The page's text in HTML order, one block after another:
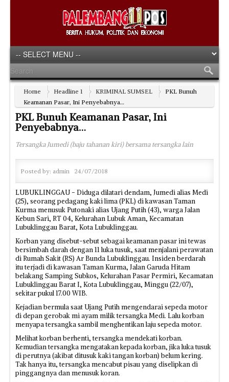
Home Headline 1 KRIMINAL SUMSEL
PKL Bunuh
Keamanan Pasar, Ini Penyebabnya…
PKL Bunuh Keamanan Pasar, Ini
Penyebabnya…
Tersangka Jumedi (baju tahanan kiri) bersama tersangka lain
Posted by: admin 24/07/2018
LUBUKLINGGAU - Diduga dilatari dendam, Jumedi alias Medi
(25), seorang pedagang kaki lima (PKL) di kawasan Taman
Kurma menusuk Putonaki alias Ujang Putih (43), warga Jalan
Kebun Sari, RT 04, Kelurahan Lubuk Aman, Kecamatan
Lubuklinggau Barat, Kota Lubuklinggau.
Korban yang disebut-sebut sebagai keamanan pasar ini tewas
bersimbah darah dengan 11 luka tusuk, saat menjalani perawatan
di Rumah Sakit (RS) Ar Bunda Lubuklinggau. Insiden berdarah
itu terjadi di kawasan Taman Kurma, Jalan Garuda Hitam
belakang Samping Subkos, Kelurahan Pasar Permiri, Kecamatan
Lubuklinggau Barat I, Kota Lubuklinggau, Minggu (22/07),
sekitar pukul 17.00 WIB.
Kejadian bermula saat Ujang Putih mengendarai sepeda motor
di depan gerobak mi ayam milik tersangka Medi. Lalu korban
menyapa tersangka sambil menghentikan laju sepeda motor.
Melihat korban berhenti, tersangka mendekati korban.
Kemudian tersangka mengatakan kepada korban, jika luka tusuk
di perutnya (akibat ditusuk kaki tangan korban) belum kering.
Tak hanya itu, tersangka mencabut pisau yang diselipkan di
pinggangnya dan menusuk koran.